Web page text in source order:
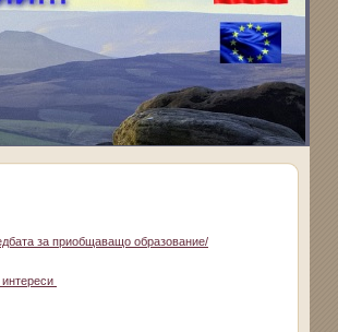
за приобщаващо образование/